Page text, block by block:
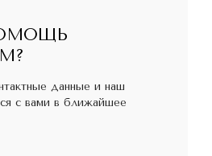
данные и наш
с вами в ближайшее